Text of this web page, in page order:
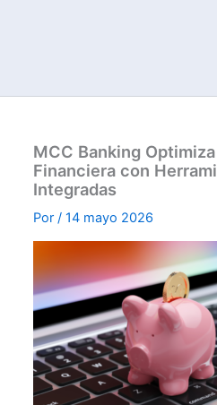
MCC Banking
Financiera con
Integradas
Por/14 mayo 2026